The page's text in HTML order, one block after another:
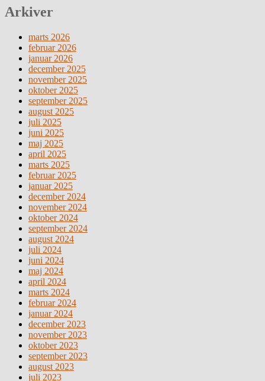
Arkiver
marts 2026
februar 2026
januar 2026
december 2025
november 2025
oktober 2025
september 2025
august 2025
juli 2025
juni 2025
maj 2025
april 2025
marts 2025
februar 2025
januar 2025
december 2024
november 2024
oktober 2024
september 2024
august 2024
juli 2024
juni 2024
maj 2024
april 2024
marts 2024
februar 2024
januar 2024
december 2023
november 2023
oktober 2023
september 2023
august 2023
juli 2023